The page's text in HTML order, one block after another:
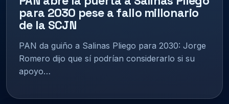
para 2030 pese a fallo millonario
de la SCJN
PAN da guiño a Salinas Pliego para 2030: Jorge
Romero dijo que sí podrían considerarlo si su
apoyo…